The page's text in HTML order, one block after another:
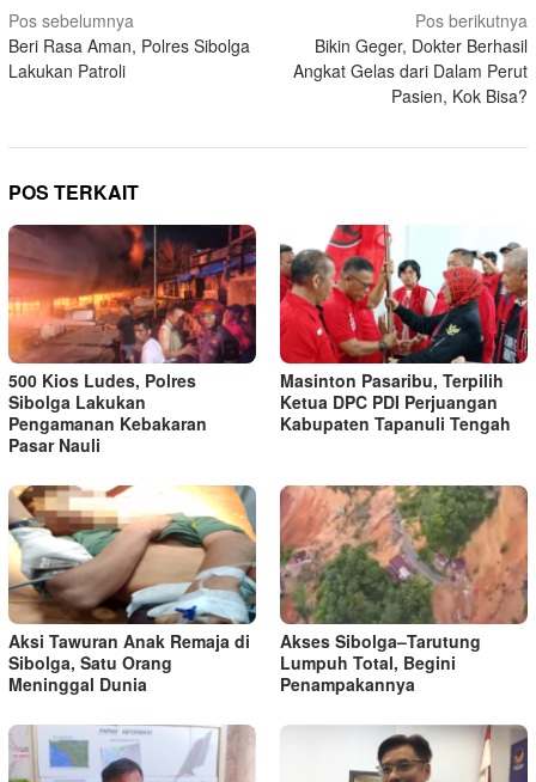
Navigasi
pos
Pos sebelumnya
Beri Rasa Aman, Polres Sibolga
Lakukan Patroli
Pos berikutnya
Bikin Geger, Dokter Berhasil
Angkat Gelas dari Dalam Perut
Pasien, Kok Bisa?
POS TERKAIT
500 Kios Ludes, Polres
Sibolga Lakukan
Pengamanan Kebakaran
Pasar Nauli
Masinton Pasaribu, Terpilih
Ketua DPC PDI Perjuangan
Kabupaten Tapanuli Tengah
Aksi Tawuran Anak Remaja di
Sibolga, Satu Orang
Meninggal Dunia
Akses Sibolga–Tarutung
Lumpuh Total, Begini
Penampakannya